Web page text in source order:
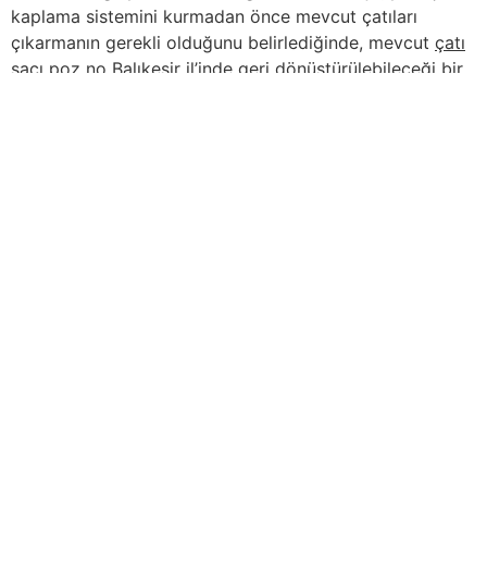
kaplama sistemini kurmadan önce mevcut çatıları
çıkarmanın gerekli olduğunu belirlediğinde, mevcut çatı
sacı poz no Balıkesir il’inde geri dönüştürülebileceği bir